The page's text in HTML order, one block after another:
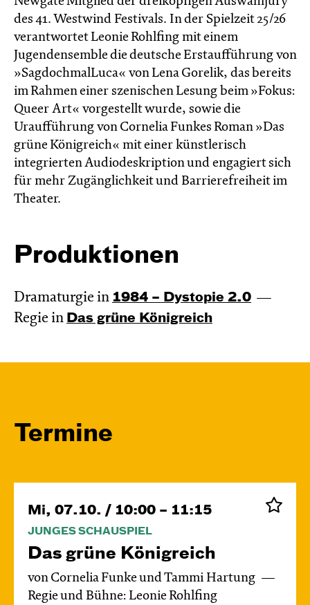
des 41. Westwind Festivals. In der Spielzeit 25/26
verantwortet Leonie Rohlfing mit einem
Jugendensemble die deutsche Erstaufführung von
»SagdochmalLuca« von Lena Gorelik, das bereits
im Rahmen einer szenischen Lesung beim »Fokus:
Queer Art« vorgestellt wurde, sowie die
Uraufführung von Cornelia Funkes Roman »Das
grüne Königreich« mit einer künstlerisch
integrierten Audiodeskription und engagiert sich
für mehr Zugänglichkeit und Barrierefreiheit im
Theater.
Produktionen
Dramaturgie in 1984 – Dystopie 2.0
Regie in Das grüne König­reich
Termine
Mi, 07.10. / 10:00 – 11:15
JUNGES SCHAUSPIEL
Das grüne König­reich
von Cornelia Funke und Tammi Hartung
Regie und Bühne: Leonie Rohlfing